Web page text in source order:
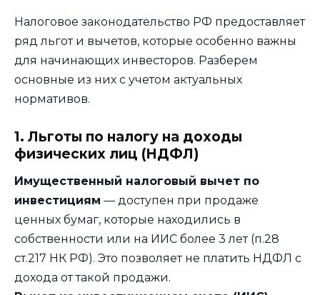
Налоговое законодательство РФ предоставляет
ряд льгот и вычетов, которые особенно важны
для начинающих инвесторов. Разберем
основные из них с учетом актуальных
нормативов.
1. Льготы по налогу на доходы
физических лиц (НДФЛ)
Имущественный налоговый вычет по
инвестициям — доступен при продаже
ценных бумаг, которые находились в
собственности или на ИИС более 3 лет (п.28
ст.217 НК РФ). Это позволяет не платить НДФЛ с
дохода от такой продажи.